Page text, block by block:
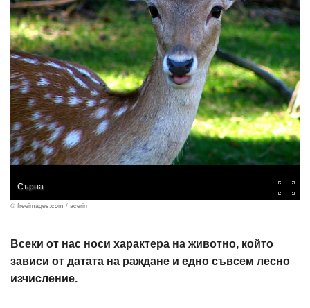
Сърна
© freeimages.com / acerin
Всеки от нас носи характера на животно, който
зависи от датата на раждане и едно съвсем лесно
изчисление.